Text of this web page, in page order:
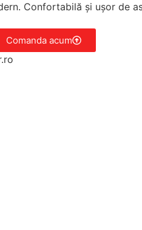
Confortabilă și ușor de
Comanda acum